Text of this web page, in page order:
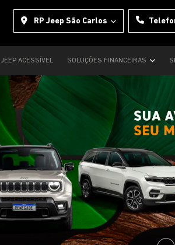
RP Jeep São Carlos
JEEP ACESSÍVEL SOLUÇÕES FINANCEIRAS